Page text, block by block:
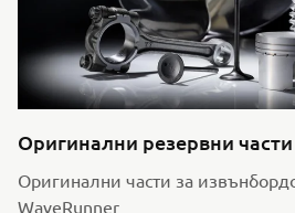
Оригинални резервни
Оригинални части за
WaveRunner